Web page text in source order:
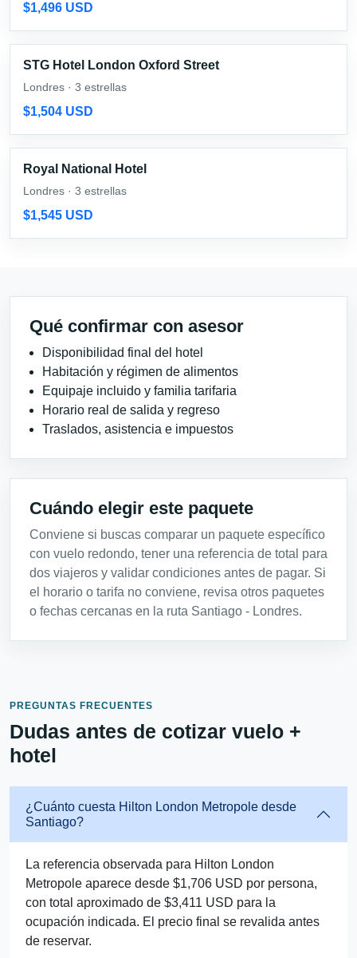
$1,496 USD
STG Hotel London Oxford Street
Londres · 3 estrellas
$1,504 USD
Royal National Hotel
Londres · 3 estrellas
$1,545 USD
Qué confirmar con asesor
Disponibilidad final del hotel
Habitación y régimen de alimentos
Equipaje incluido y familia tarifaria
Horario real de salida y regreso
Traslados, asistencia e impuestos
Cuándo elegir este paquete
Conviene si buscas comparar un paquete específico
con vuelo redondo, tener una referencia de total para
dos viajeros y validar condiciones antes de pagar. Si
el horario o tarifa no conviene, revisa otros paquetes
o fechas cercanas en la ruta Santiago - Londres.
PREGUNTAS FRECUENTES
Dudas antes de cotizar vuelo +
hotel
¿Cuánto cuesta Hilton London Metropole desde
Santiago?
La referencia observada para Hilton London
Metropole aparece desde $1,706 USD por persona,
con total aproximado de $3,411 USD para la
ocupación indicada. El precio final se revalida antes
de reservar.